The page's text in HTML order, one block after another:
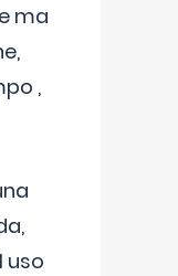
ma
,
uso